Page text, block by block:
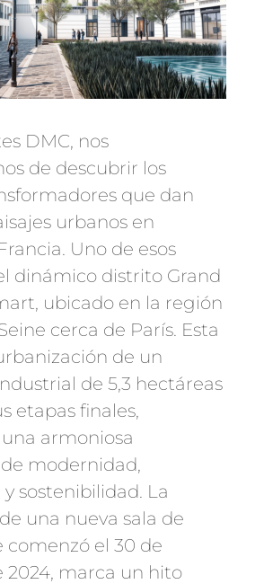
DMC, nos
de descubrir los
que dan
urbanos en
Uno de esos
dinámico distrito Grand
ubicado en la región
cerca de París. Esta
de un
de 5,3 hectáreas
etapas finales,
armoniosa
modernidad,
sostenibilidad. La
una nueva sala de
comenzó el 30 de
2024, marca un hito